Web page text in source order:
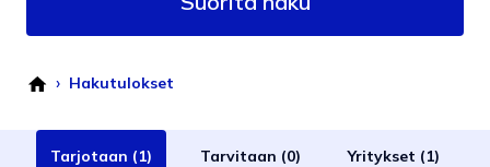
› Hakutulokset
Tarjotaan (1) Tarvitaan (0) Yritykset (1)